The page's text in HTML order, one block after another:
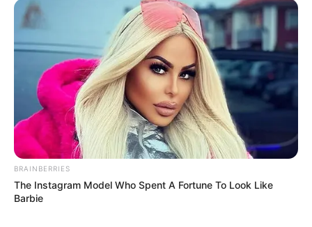
BRAINBERRIES
The Instagram Model Who Spent A Fortune To Look Like
Barbie